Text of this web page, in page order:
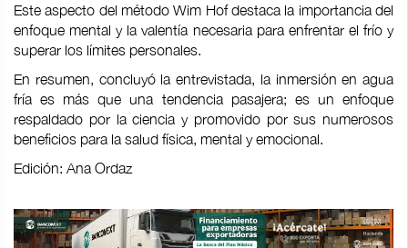
Este aspecto del método Wim Hof destaca la importancia del
enfoque mental y la valentía necesaria para enfrentar el frío y
superar los límites personales.
En resumen, concluyó la entrevistada, la inmersión en agua
fría es más que una tendencia pasajera; es un enfoque
respaldado por la ciencia y promovido por sus numerosos
beneficios para la salud física, mental y emocional.
Edición: Ana Ordaz